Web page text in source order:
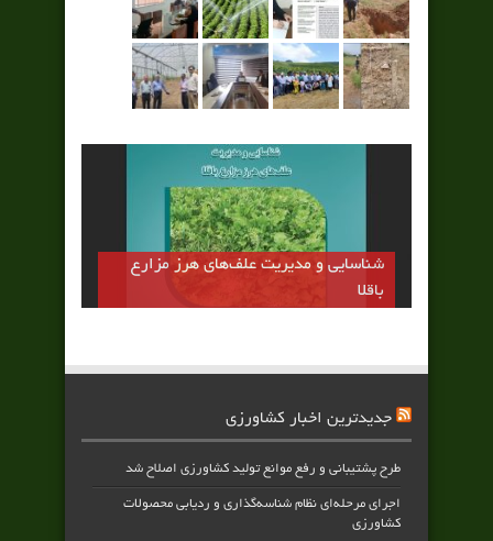
شناسایی و مدیریت علف‌های هرز مزارع
باقلا
جدیدترین اخبار کشاورزی
طرح پشتیبانی و رفع موانع تولید کشاورزی اصلاح شد
اجرای مرحله‌ای نظام شناسه‌گذاری و ردیابی محصولات
کشاورزی